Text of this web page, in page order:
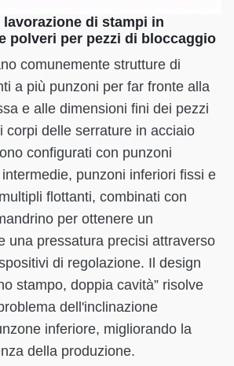
lavorazione di stampi in
polveri per pezzi di bloccaggio
comunemente strutture di
a più punzoni per far fronte alla
e alle dimensioni fini dei pezzi
corpi delle serrature in acciaio
configurati con punzoni
punzoni inferiori fissi e
flottanti, combinati con
per ottenere un
una pressatura precisi attraverso
di regolazione. Il design
stampo, doppia cavità” risolve
dell'inclinazione
inferiore, migliorando la
della produzione.